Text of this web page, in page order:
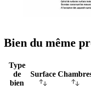
Bien du même
Type
de
bien
Surface